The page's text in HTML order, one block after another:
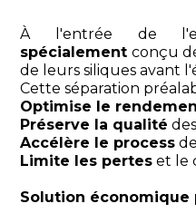
À l'entrée de
spécialement conçu
de leurs siliques avant
Cette séparation
Optimise le
Préserve la qualité
Accélère le process
Limite les pertes et le
Solution